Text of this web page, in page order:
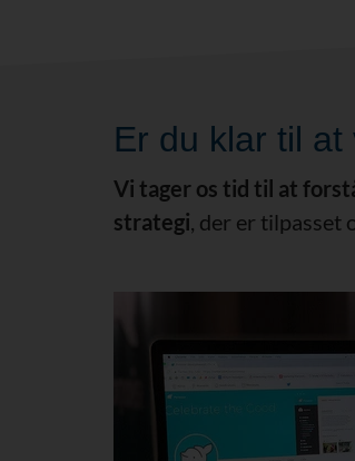
Er du klar til
Vi tager os tid til at
strategi, der er tilpasset